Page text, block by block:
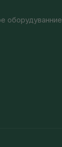
оборудуванние